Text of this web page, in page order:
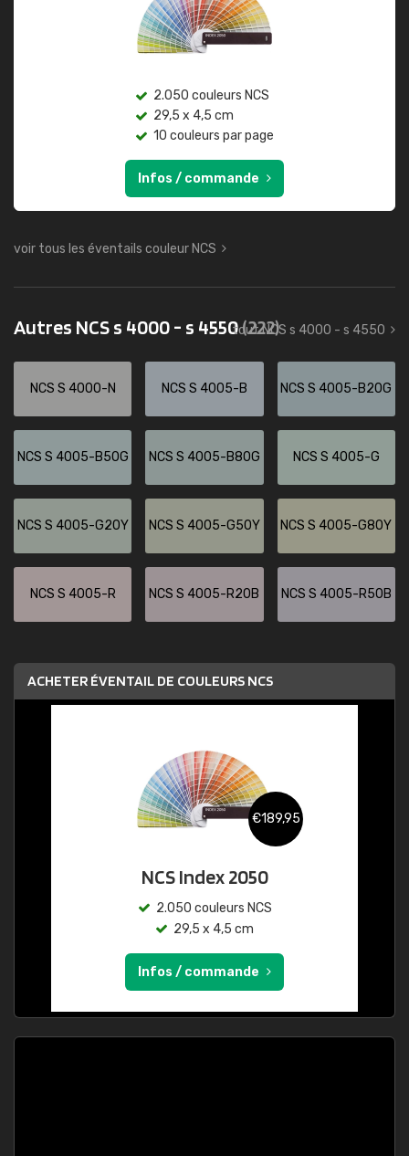
2.050 couleurs NCS
29,5 x 4,5 cm
10 couleurs par page
Infos / commande
voir tous les éventails couleur NCS
Autres NCS s 4000 - s 4550(222)
tout NCS s 4000 - s 4550
NCS S 4000-N NCS S 4005-B NCS S 4005-B20G
NCS S 4005-B50G NCS S 4005-B80G NCS S 4005-G
NCS S 4005-G20Y NCS S 4005-G50Y NCS S 4005-G80Y
NCS S 4005-R NCS S 4005-R20B NCS S 4005-R50B
ACHETER ÉVENTAIL DE COULEURS NCS
€189,95
NCS Index 2050
2.050 couleurs NCS
29,5 x 4,5 cm
Infos / commande